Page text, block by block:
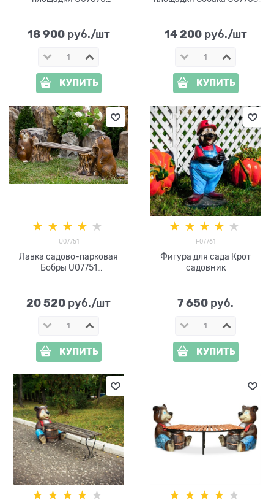
18 900 руб./шт
КУПИТЬ
14 200 руб./шт
КУПИТЬ
U07751
Лавка садово-парковая
Бобры U07751
20 520 руб./шт
КУПИТЬ
F07761
Фигура для сада Крот
садовник
7 650 руб.
КУПИТЬ